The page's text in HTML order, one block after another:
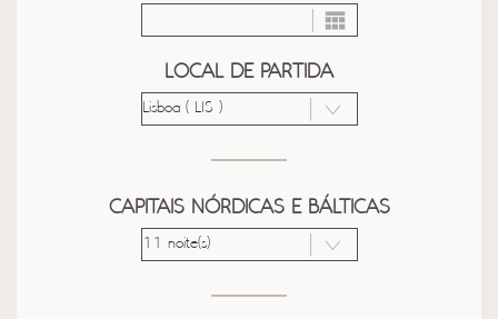
LOCAL DE PARTIDA
CAPITAIS NÓRDICAS E BÁLTICAS